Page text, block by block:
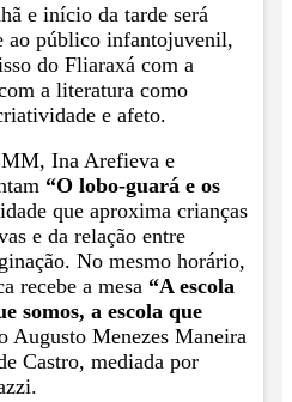
e início da tarde será
ao público infantojuvenil,
do Fliaraxá com a
a literatura como
e afeto.
Ina Arefieva e
“O lobo-guará e os
que aproxima crianças
e da relação entre
No mesmo horário,
recebe a mesa “A escola
somos, a escola que
Augusto Menezes Maneira
Castro, mediada por